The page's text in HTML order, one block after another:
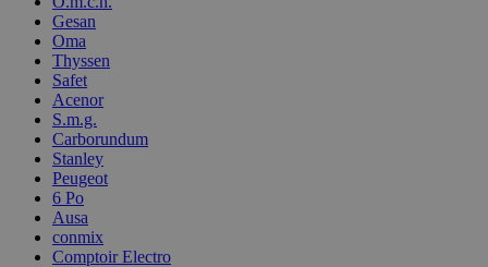
Gesan
Oma
Thyssen
Safet
Acenor
S.m.g.
Carborundum
Stanley
Peugeot
6 Po
Ausa
conmix
Comptoir Electro